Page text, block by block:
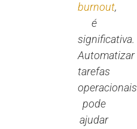
burnout,
é
significativa.
Automatizar
tarefas
operacionais
pode
ajudar